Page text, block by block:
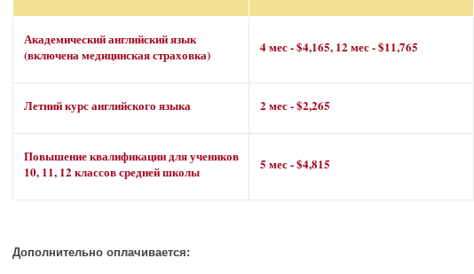
Академический английский язык
(включена медицинская страховка)
4 мес - $4,165, 12 мес - $11,765
Летний курс английского языка 2 мес - $2,265
Повышение квалификации для учеников
10, 11, 12 классов средней школы
5 мес - $4,815
Дополнительно оплачивается: